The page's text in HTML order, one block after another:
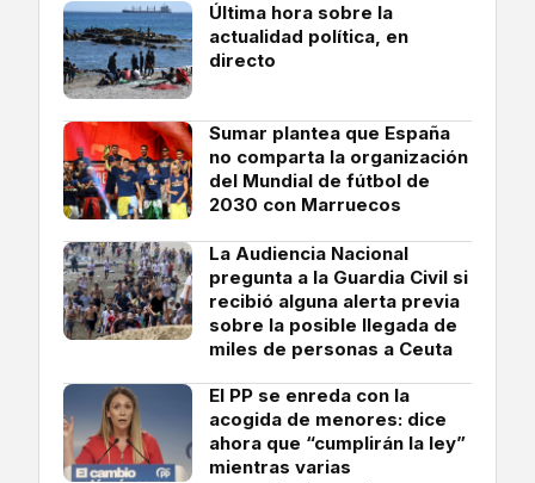
Última hora sobre la
actualidad política, en
directo
Sumar plantea que España
no comparta la organización
del Mundial de fútbol de
2030 con Marruecos
La Audiencia Nacional
pregunta a la Guardia Civil si
recibió alguna alerta previa
sobre la posible llegada de
miles de personas a Ceuta
El PP se enreda con la
acogida de menores: dice
ahora que “cumplirán la ley”
mientras varias